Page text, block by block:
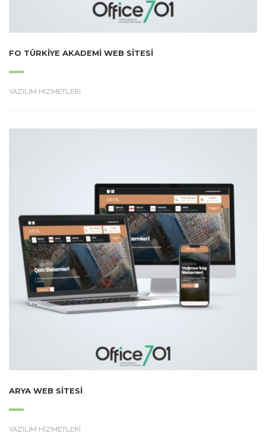
FO TÜRKIYE AKADEMI WEB SITESI
YAZILIM HİZMETLERİ
ARYA WEB SITESI
YAZILIM HİZMETLERİ